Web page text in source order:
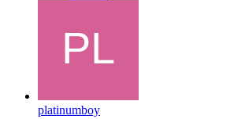
platinumboy